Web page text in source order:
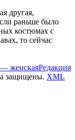
другая,
раньше было
костюмах с
то сейчас
Редакция
женская
защищены. XML